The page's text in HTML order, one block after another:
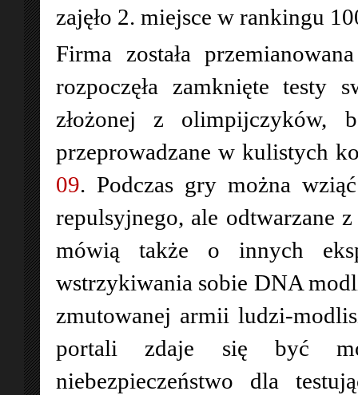
zajęło 2. miejsce w rankingu
Firma została
rozpoczęła zamknięte testy
złożonej z olimpijczyków,
przeprowadzane w kulistych
09. Podczas gry można
repulsyjnego, ale odtwarzane
mówią także o innych
wstrzykiwania sobie DNA
zmutowanej armii ludzi-
portali zdaje się być
niebezpieczeństwo dla